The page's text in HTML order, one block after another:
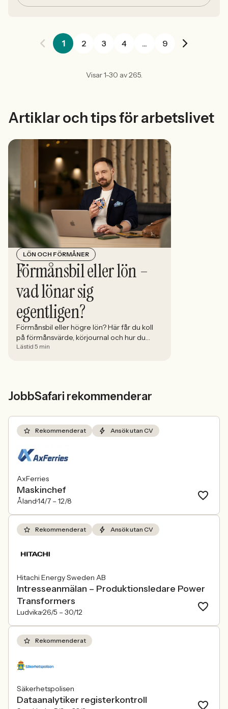
1 2 3 4 ... 9
Visar 1-30 av 265.
Artiklar och tips för arbetslivet
LÖN OCH FÖRMÅNER
Förmånsbil eller lön –
vad lönar sig
egentligen?
Förmånsbil eller högre lön? Här får du koll
på förmånsvärde, körjournal och hur du
räknar ut vilket alternativ som faktiskt lönar
Lästid 5 min
JobbSafari rekommenderar
Rekommenderat Ansök utan CV
AxFerries
Maskinchef
Åland14/7 – 12/8
Rekommenderat Ansök utan CV
Hitachi Energy Sweden AB
Intresseanmälan – Produktionsledare Power
Transformers
Ludvika26/5 – 30/12
Rekommenderat
Säkerhetspolisen
Dataanalytiker registerkontroll